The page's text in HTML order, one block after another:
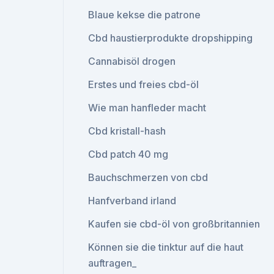
Blaue kekse die patrone
Cbd haustierprodukte dropshipping
Cannabisöl drogen
Erstes und freies cbd-öl
Wie man hanfleder macht
Cbd kristall-hash
Cbd patch 40 mg
Bauchschmerzen von cbd
Hanfverband irland
Kaufen sie cbd-öl von großbritannien
Können sie die tinktur auf die haut
auftragen_